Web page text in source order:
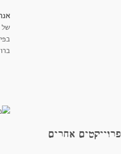
פרוייקטים אחרים
של